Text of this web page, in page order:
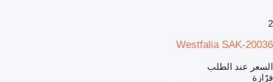
2
Westfalia SAK-20036
السعر عند الطلب
فرّازة